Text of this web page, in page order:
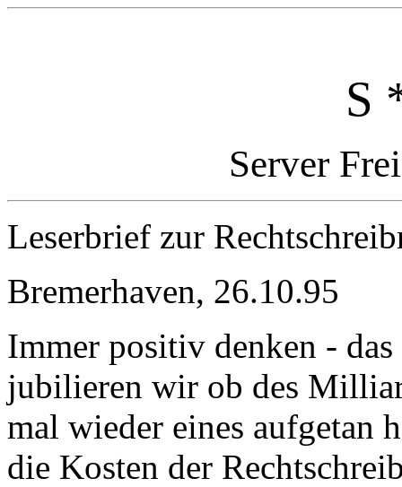
S
Server
Leserbrief zur
Bremerhaven, 26.10.95
Immer positiv denken -
jubilieren wir ob des
mal wieder eines aufgetan
die Kosten der